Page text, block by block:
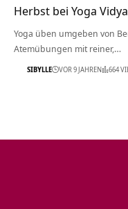
Herbst bei Yoga
Yoga üben umgeben von
Atemübungen mit reiner,…
SIBYLLE VOR 9 JAHREN 664